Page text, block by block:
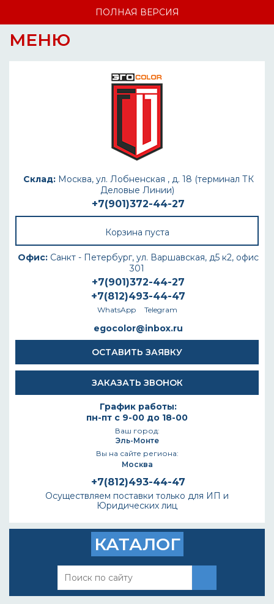
ПОЛНАЯ ВЕРСИЯ
МЕНЮ
Склад:Москва, ул. Лобненская , д. 18 (терминал ТК
Деловые Линии)
+7(901)372-44-27
Корзина пуста
Офис: Санкт - Петербург, ул. Варшавская, д5 к2, офис
301
+7(901)372-44-27
+7(812)493-44-47
WhatsApp Telegram
egocolor@inbox.ru
ОСТАВИТЬ ЗАЯВКУ
ЗАКАЗАТЬ ЗВОНОК
График работы:
пн-пт с 9-00 до 18-00
Ваш город:
Эль-Монте
Вы на сайте региона:
Москва
+7(812)493-44-47
Осуществляем поставки только для ИП и
Юридических лиц
КАТАЛОГ